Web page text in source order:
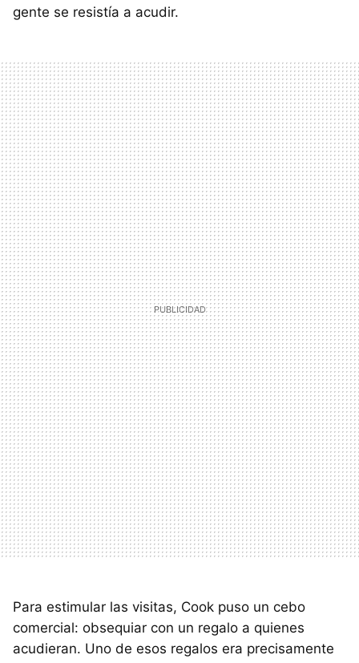
gente se resistía a acudir.
Para estimular las visitas, Cook puso un cebo
comercial: obsequiar con un regalo a quienes
acudieran. Uno de esos regalos era precisamente